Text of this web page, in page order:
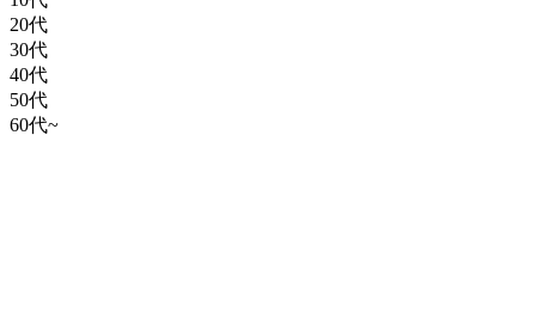
20代
30代
40代
50代
60代~